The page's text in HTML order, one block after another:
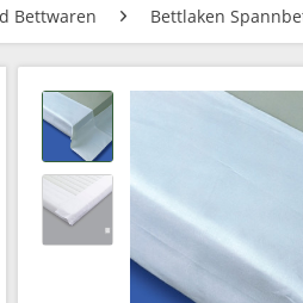
Bettwaren Bettlaken